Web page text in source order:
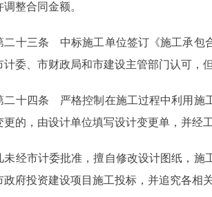
整合同金额。
三条 中标施工单位签订《施工承包合
计委、市财政局和市建设主管部门认可，
四条 严格控制在施工过程中利用施工
更的，由设计单位填写设计变更单，并经
市计委批准，擅自修改设计图纸，施
政府投资建设项目施工投标，并追究各相